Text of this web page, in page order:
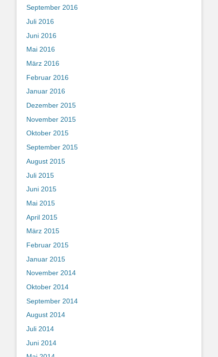
September 2016
Juli 2016
Juni 2016
Mai 2016
März 2016
Februar 2016
Januar 2016
Dezember 2015
November 2015
Oktober 2015
September 2015
August 2015
Juli 2015
Juni 2015
Mai 2015
April 2015
März 2015
Februar 2015
Januar 2015
November 2014
Oktober 2014
September 2014
August 2014
Juli 2014
Juni 2014